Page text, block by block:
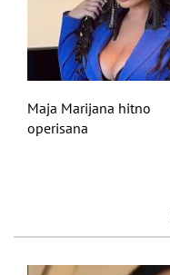
Maja Marijana hitno
operisana